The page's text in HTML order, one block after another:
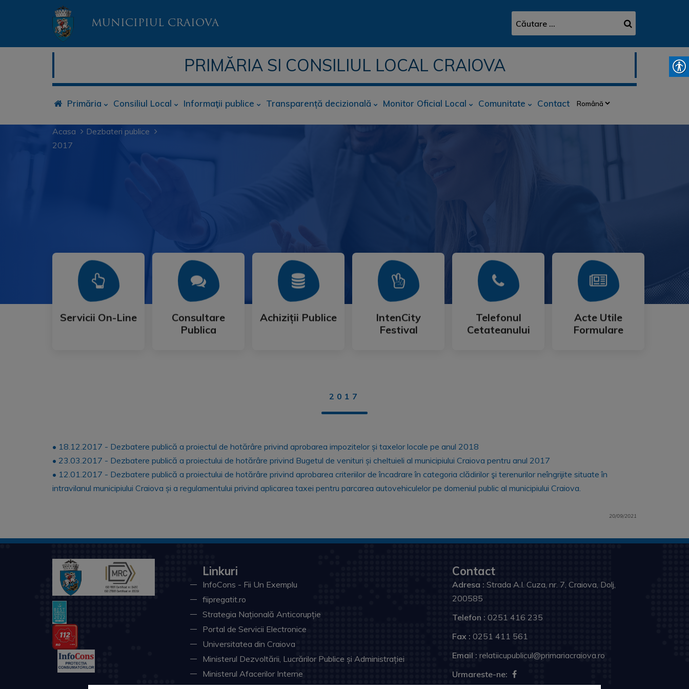
MUNICIPIUL CRAIOVA
PRIMĂRIA SI CONSILIUL LOCAL CRAIOVA
Primăria Consiliul Local Informaţii publice Transparență decizională Monitor Oficial Local Comunitate Contact
Acasa
Dezbateri publice
2017
Servicii On-Line
Servicii On-Line
Mai Mult
Consultare
Publica
Consultare
Publica
Mai Mult
Achiziții Publice
Achiziții Publice
Mai Mult
IntenCity
Festival
IntenCity
Festival
Mai Mult
Telefonul
Cetateanului
Telefonul
Cetateanului
Mai Mult
Acte Utile
Formulare
Acte Utile
Formulare
Mai Mult
2017
• 18.12.2017 - Dezbatere publică a proiectul de hotărâre privind aprobarea impozitelor și taxelor locale pe anul 2018
• 23.03.2017 - Dezbatere publică a proiectului de hotărâre privind Bugetul de venituri și cheltuieli al municipiului Craiova pentru anul 2017
• 12.01.2017 - Dezbatere publică a proiectului de hotărâre privind aprobarea criteriilor de încadrare în categoria clădirilor şi terenurilor neîngrijite situate în
intravilanul municipiului Craiova și a regulamentului privind aplicarea taxei pentru parcarea autovehiculelor pe domeniul public al municipiului Craiova.
20/09/2021
Linkuri
InfoCons - Fii Un Exemplu
fiipregatit.ro
Strategia Națională Anticorupție
Portal de Servicii Electronice
Universitatea din Craiova
Ministerul Dezvoltării, Lucrărilor Publice și Administrației
Ministerul Afacerilor Interne
Contact
Adresa : Strada A.I. Cuza, nr. 7, Craiova, Dolj,
200585
Telefon : 0251 416 235
Fax : 0251 411 561
Email : relatiicupublicul@primariacraiova.ro
Urmareste-ne: